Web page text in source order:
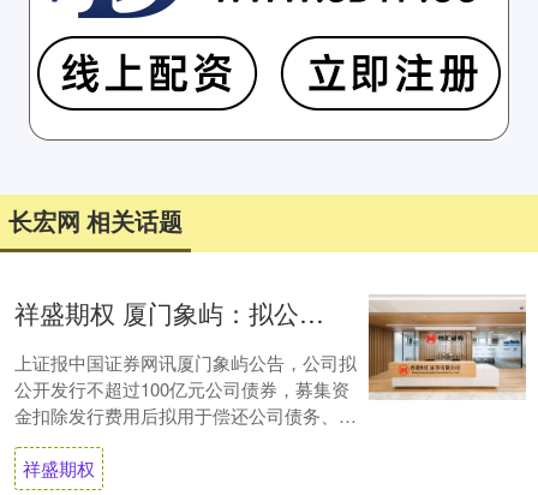
长宏网 相关话题
祥盛期权 厦门象屿：拟公开发行不超100亿元公司债券
上证报中国证券网讯厦门象屿公告，公司拟
公开发行不超过100亿元公司债券，募集资
金扣除发行费用后拟用于偿还公司债务、补
充流动资金等法律法规允许的用途。....
祥盛期权